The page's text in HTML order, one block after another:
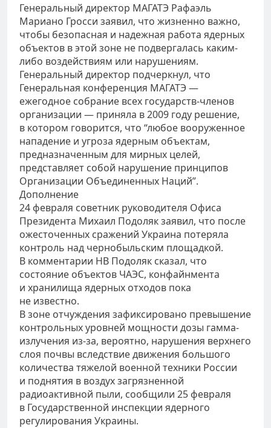
Генеральный директор МАГАТЭ Рафаэль
Мариано Гросси заявил, что жизненно важно,
чтобы безопасная и надежная работа ядерных
объектов в этой зоне не подвергалась каким-
либо воздействиям или нарушениям.
Генеральный директор подчеркнул, что
Генеральная конференция МАГАТЭ —
ежегодное собрание всех государств-членов
организации — приняла в 2009 году решение,
в котором говорится, что “любое вооруженное
нападение и угроза ядерным объектам,
предназначенным для мирных целей,
представляет собой нарушение принципов
Организации Объединенных Наций”.
Дополнение
24 февраля советник руководителя Офиса
Президента Михаил Подоляк заявил, что после
ожесточенных сражений Украина потеряла
контроль над чернобыльским площадкой.
В комментарии НВ Подоляк сказал, что
состояние объектов ЧАЭС, конфайнмента
и хранилища ядерных отходов пока
не известно.
В зоне отчуждения зафиксировано превышение
контрольных уровней мощности дозы гамма-
излучения из-за, вероятно, нарушения верхнего
слоя почвы вследствие движения большого
количества тяжелой военной техники России
и поднятия в воздух загрязненной
радиоактивной пыли, сообщили 25 февраля
в Государственной инспекции ядерного
регулирования Украины.